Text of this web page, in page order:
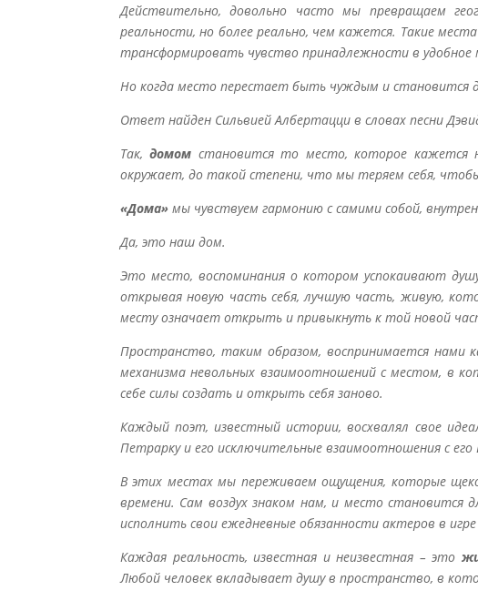
Действительно, довольно часто мы превращаем
реальности, но более реально, чем кажется. Такие
трансформировать чувство принадлежности в
Но когда место перестает быть чуждым и становится
Ответ найден Сильвией Албертацци в словах песни
Так,домом становится то место, которое кажется
окружает, до такой степени, что мы теряем себя,
«Дома» мы чувствуем гармонию с самими собой,
Да, это наш дом.
Это место, воспоминания о котором успокаивают
открывая новую часть себя, лучшую часть, живую,
месту означает открыть и привыкнуть к той новой
Пространство, таким образом, воспринимается нами
механизма невольных взаимоотношений с местом, в
себе силы создать и открыть себя заново.
Каждый поэт, известный истории, восхвалял свое
Петрарку и его исключительные взаимоотношения с его
В этих местах мы переживаем ощущения, которые
времени. Сам воздух знаком нам, и место становится
исполнить свои ежедневные обязанности актеров в
Каждая реальность, известная и неизвестная – это
Любой человек вкладывает душу в пространство, в